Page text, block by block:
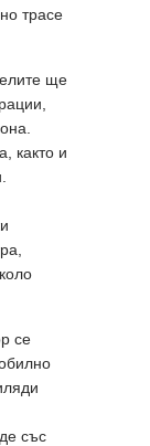
трасе
ще
както и
се
със